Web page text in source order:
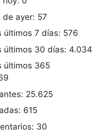
de ayer: 57
últimos 7 días: 576
últimos 30 días: 4.034
últimos 365
25.625
615
30